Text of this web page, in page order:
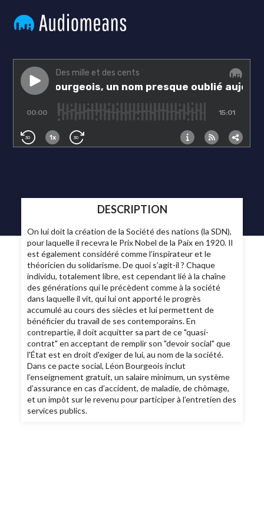
DESCRIPTION
On lui doit la création de la Société des nations (la SDN),
pour laquelle il recevra le Prix Nobel de la Paix en 1920. Il
est également considéré comme l’inspirateur et le
théoricien du solidarisme. De quoi s’agit-il ? Chaque
individu, totalement libre, est cependant lié à la chaîne
des générations qui le précèdent comme à la société
dans laquelle il vit, qui lui ont apporté le progrès
accumulé au cours des siècles et lui permettent de
bénéficier du travail de ses contemporains. En
contrepartie, il doit acquitter sa part de ce "quasi-
contrat" en acceptant de remplir son "devoir social" que
l'État est en droit d'exiger de lui, au nom de la société.
Dans ce pacte social, Léon Bourgeois inclut
l’enseignement gratuit, un salaire minimum, un système
d’assurance en cas d’accident, de maladie, de chômage,
et un impôt sur le revenu pour participer à l’entretien des
services publics.